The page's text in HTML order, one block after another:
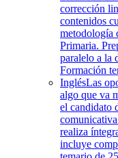
corrección
contenidos
metodología
Primaria.
paralelo a la
Formación
InglésLas
algo que va
el candidato
realiza
incluye